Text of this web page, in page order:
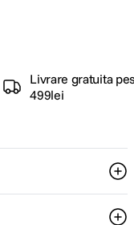
Livrare gratuita
499lei